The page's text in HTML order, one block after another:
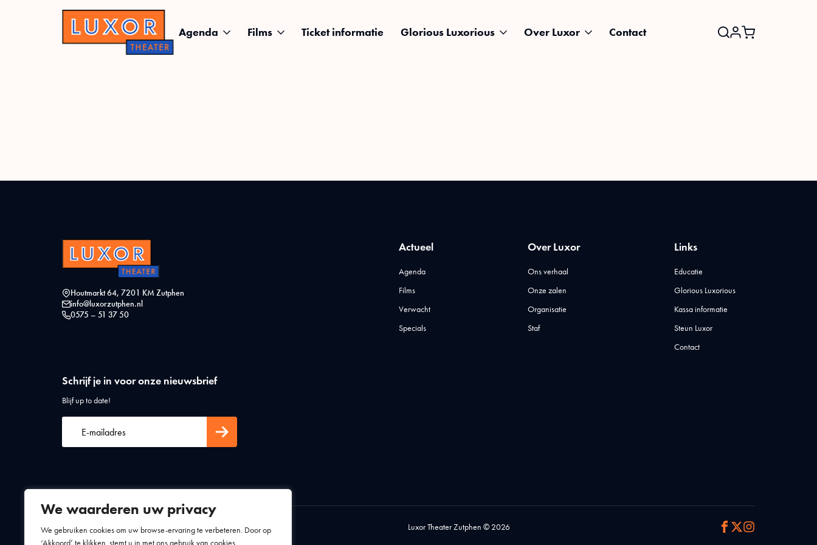
We waarderen uw privacy
We gebruiken cookies om uw browse-ervaring te verbeteren. Door op
‘Akkoord’ te klikken, stemt u in met ons gebruik van cookies.
Agenda Films Ticket informatie Glorious Luxorious Over Luxor
Contact
Houtmarkt 64, 7201 KM Zutphen
info@luxorzutphen.nl
0575 – 51 37 50
Actueel
Agenda
Films
Verwacht
Specials
Over Luxor
Ons verhaal
Onze zalen
Organisatie
Staf
Links
Educatie
Glorious Luxorious
Kassa informatie
Steun Luxor
Contact
Schrijf je in voor onze nieuwsbrief
Blijf up to date!
Algemene voorwaardenPrivacy statement Luxor Theater Zutphen © 2026